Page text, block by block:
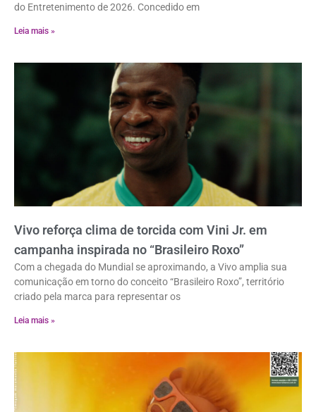
do Entretenimento de 2026. Concedido em
Leia mais »
Vivo reforça clima de torcida com Vini Jr. em
campanha inspirada no “Brasileiro Roxo”
Com a chegada do Mundial se aproximando, a Vivo amplia sua
comunicação em torno do conceito “Brasileiro Roxo”, território
criado pela marca para representar os
Leia mais »